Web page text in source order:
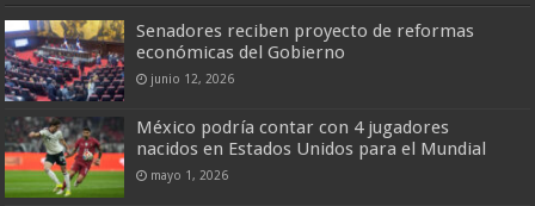
Senadores reciben proyecto de reformas
económicas del Gobierno
junio 12, 2026
México podría contar con 4 jugadores
nacidos en Estados Unidos para el Mundial
mayo 1, 2026